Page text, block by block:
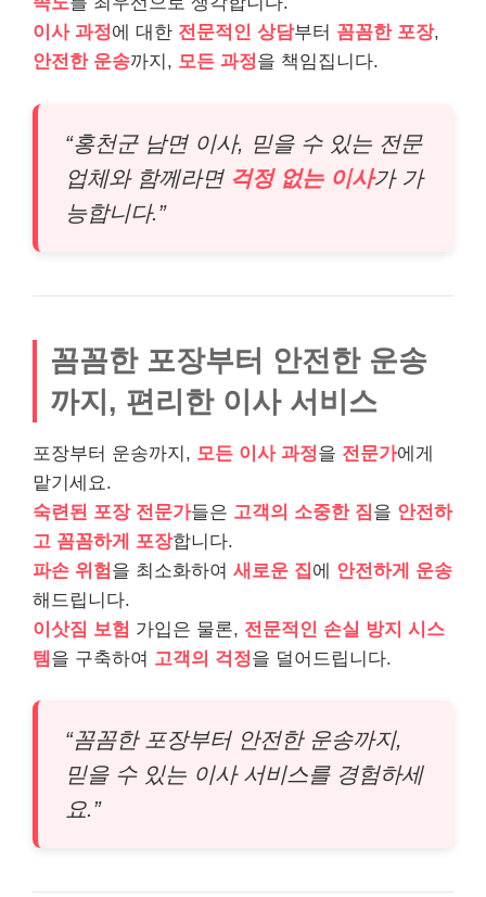
이사 과정에 대한 전문적인 상담부터 꼼꼼한 포장,
안전한 운송까지, 모든 과정을 책임집니다.
“홍천군 남면 이사, 믿을 수 있는 전문
업체와 함께라면 걱정 없는 이사가 가
능합니다.”
꼼꼼한 포장부터 안전한 운송
까지, 편리한 이사 서비스
포장부터 운송까지, 모든 이사 과정을 전문가에게
맡기세요.
숙련된 포장 전문가들은 고객의 소중한 짐을 안전하
고 꼼꼼하게 포장합니다.
파손 위험을 최소화하여 새로운 집에 안전하게 운송
해드립니다.
이삿짐 보험 가입은 물론, 전문적인 손실 방지 시스
템 을 구축하여 고객의 걱정을 덜어드립니다.
“꼼꼼한 포장부터 안전한 운송까지,
믿을 수 있는 이사 서비스를 경험하세
요.”